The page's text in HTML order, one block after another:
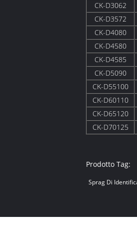
CK-D3062
CK-D3572
CK-D4080
CK-D4580
CK-D4585
CK-D5090
CK-D55100
CK-D60110
CK-D65120
CK-D70125
Prodotto Tag:
Sprag Di